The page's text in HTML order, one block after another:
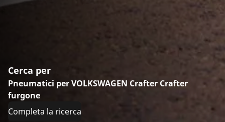
Cerca per
Pneumatici per VOLKSWAGEN Crafter Crafter
furgone
Completa la ricerca